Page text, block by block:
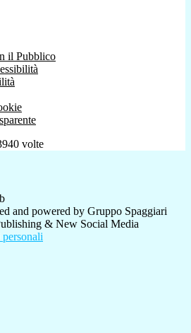
il Pubblico
volte
and powered by Gruppo Spaggiari
& New Social Media